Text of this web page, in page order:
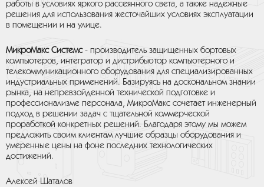
работы в условиях яркого рассеянного света, а также надежные
решения для использования жесточайших условиях эксплуатации
в помещении и на улице.
МикроМакс Системс - производитель защищенных бортовых
компьютеров, интегратор и дистрибьютор компьютерного и
телекоммуникационного оборудования для специализированных
индустриальных применений. Базируясь на доскональном знании
рынка, на непревзойденной технической подготовке и
профессионализме персонала, МикроМакс сочетает инженерный
подход в решении задач с тщательной коммерческой
проработкой конкретных решений. Благодаря этому мы можем
предложить своим клиентам лучшие образцы оборудования и
умеренные цены на фоне последних технологических
достижений.
Алексей Шаталов